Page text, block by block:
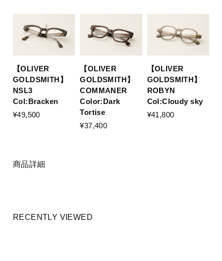
【OLIVER
GOLDSMITH】
NSL3
Col:Bracken
¥49,500
【OLIVER
GOLDSMITH】
COMMANER
Color:Dark
Tortise
¥37,400
【OLIVER
GOLDSMITH】
ROBYN
Col:Cloudy sky
¥41,800
商品詳細
RECENTLY VIEWED